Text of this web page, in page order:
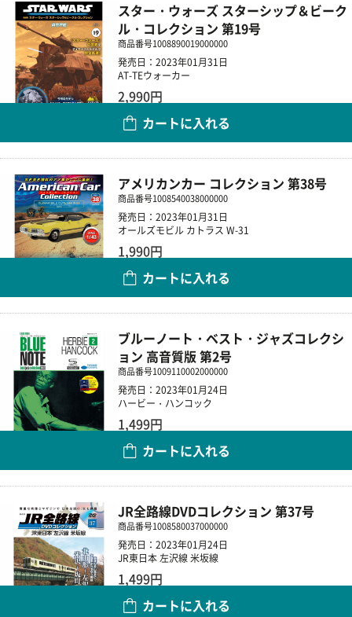
スター・ウォーズ スターシップ＆ビーク
ル・コレクション 第19号
商品番号1008890019000000
発売日：2023年01月31日
AT-TEウォーカー
2,990円
カートに入れる
アメリカンカー コレクション 第38号
商品番号1008540038000000
発売日：2023年01月31日
オールズモビル カトラス W-31
1,990円
カートに入れる
ブルーノート・ベスト・ジャズコレクシ
ョン 高音質版 第2号
商品番号1009110002000000
発売日：2023年01月24日
ハービー・ハンコック
1,499円
カートに入れる
JR全路線DVDコレクション 第37号
商品番号1008580037000000
発売日：2023年01月24日
JR東日本 左沢線 米坂線
1,499円
カートに入れる